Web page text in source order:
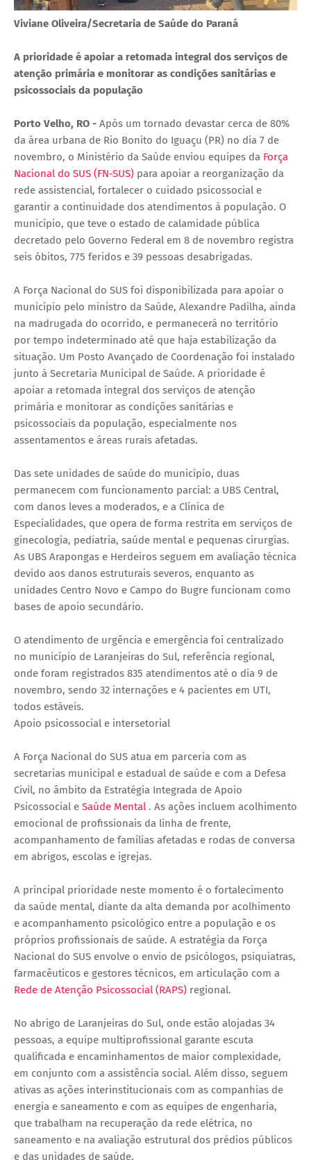
Viviane Oliveira/Secretaria de Saúde do Paraná
A prioridade é apoiar a retomada integral dos serviços de
atenção primária e monitorar as condições sanitárias e
psicossociais da população
Porto Velho, RO - Após um tornado devastar cerca de 80%
da área urbana de Rio Bonito do Iguaçu (PR) no dia 7 de
novembro, o Ministério da Saúde enviou equipes da Força
Nacional do SUS (FN-SUS) para apoiar a reorganização da
rede assistencial, fortalecer o cuidado psicossocial e
garantir a continuidade dos atendimentos à população. O
município, que teve o estado de calamidade pública
decretado pelo Governo Federal em 8 de novembro registra
seis óbitos, 775 feridos e 39 pessoas desabrigadas.
A Força Nacional do SUS foi disponibilizada para apoiar o
município pelo ministro da Saúde, Alexandre Padilha, ainda
na madrugada do ocorrido, e permanecerá no território
por tempo indeterminado até que haja estabilização da
situação. Um Posto Avançado de Coordenação foi instalado
junto à Secretaria Municipal de Saúde. A prioridade é
apoiar a retomada integral dos serviços de atenção
primária e monitorar as condições sanitárias e
psicossociais da população, especialmente nos
assentamentos e áreas rurais afetadas.
Das sete unidades de saúde do município, duas
permanecem com funcionamento parcial: a UBS Central,
com danos leves a moderados, e a Clínica de
Especialidades, que opera de forma restrita em serviços de
ginecologia, pediatria, saúde mental e pequenas cirurgias.
As UBS Arapongas e Herdeiros seguem em avaliação técnica
devido aos danos estruturais severos, enquanto as
unidades Centro Novo e Campo do Bugre funcionam como
bases de apoio secundário.
O atendimento de urgência e emergência foi centralizado
no município de Laranjeiras do Sul, referência regional,
onde foram registrados 835 atendimentos até o dia 9 de
novembro, sendo 32 internações e 4 pacientes em UTI,
todos estáveis.
Apoio psicossocial e intersetorial
A Força Nacional do SUS atua em parceria com as
secretarias municipal e estadual de saúde e com a Defesa
Civil, no âmbito da Estratégia Integrada de Apoio
Psicossocial e Saúde Mental . As ações incluem acolhimento
emocional de profissionais da linha de frente,
acompanhamento de famílias afetadas e rodas de conversa
em abrigos, escolas e igrejas.
A principal prioridade neste momento é o fortalecimento
da saúde mental, diante da alta demanda por acolhimento
e acompanhamento psicológico entre a população e os
próprios profissionais de saúde. A estratégia da Força
Nacional do SUS envolve o envio de psicólogos, psiquiatras,
farmacêuticos e gestores técnicos, em articulação com a
Rede de Atenção Psicossocial (RAPS) regional.
No abrigo de Laranjeiras do Sul, onde estão alojadas 34
pessoas, a equipe multiprofissional garante escuta
qualificada e encaminhamentos de maior complexidade,
em conjunto com a assistência social. Além disso, seguem
ativas as ações interinstitucionais com as companhias de
energia e saneamento e com as equipes de engenharia,
que trabalham na recuperação da rede elétrica, no
saneamento e na avaliação estrutural dos prédios públicos
e das unidades de saúde.